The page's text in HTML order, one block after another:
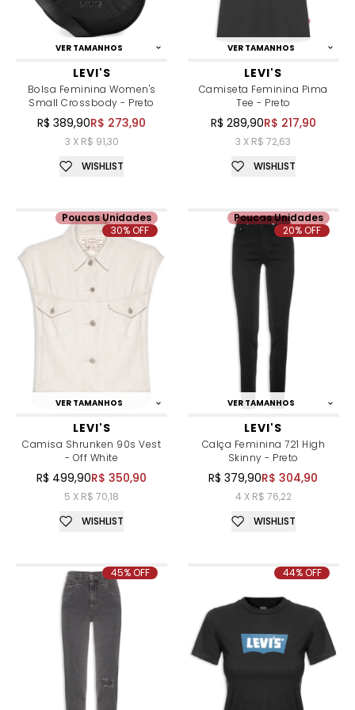
VER TAMANHOS
LEVI'S
Bolsa Feminina Women's
Small Crossbody - Preto
R$ 389,90R$ 273,90
3 X R$ 91,30
WISHLIST
VER TAMANHOS
LEVI'S
Camiseta Feminina Pima
Tee - Preto
R$ 289,90R$ 217,90
3 X R$ 72,63
WISHLIST
VER TAMANHOS
LEVI'S
Camisa Shrunken 90s Vest
- Off White
R$ 499,90R$ 350,90
5 X R$ 70,18
Poucas Unidades
30% OFF
WISHLIST
VER TAMANHOS
LEVI'S
Calça Feminina 721 High
Skinny - Preto
R$ 379,90R$ 304,90
4 X R$ 76,22
Poucas Unidades
20% OFF
WISHLIST
45% OFF 44% OFF